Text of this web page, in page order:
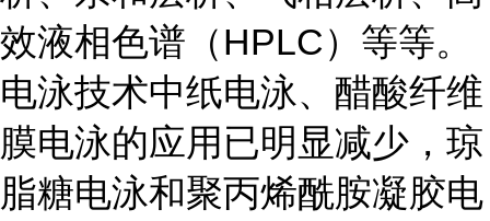
效液相色谱（HPLC）等等。
电泳技术中纸电泳、醋酸纤维
膜电泳的应用已明显减少，琼
脂糖电泳和聚丙烯酰胺凝胶电